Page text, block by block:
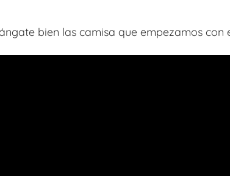
bien las camisa que empezamos con